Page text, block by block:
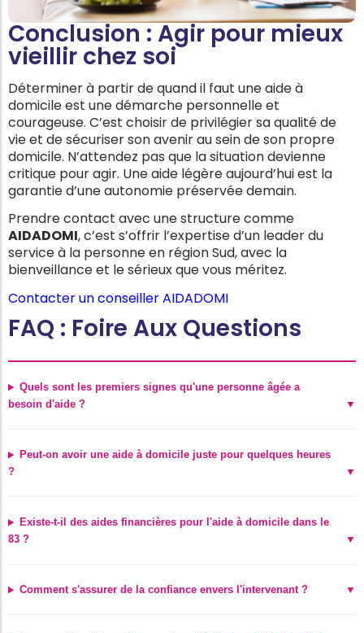
Conclusion : Agir pour mieux
vieillir chez soi
Déterminer à partir de quand il faut une aide à
domicile est une démarche personnelle et
courageuse. C’est choisir de privilégier sa qualité de
vie et de sécuriser son avenir au sein de son propre
domicile. N’attendez pas que la situation devienne
critique pour agir. Une aide légère aujourd’hui est la
garantie d’une autonomie préservée demain.
Prendre contact avec une structure comme
AIDADOMI, c’est s’offrir l’expertise d’un leader du
service à la personne en région Sud, avec la
bienveillance et le sérieux que vous méritez.
Contacter un conseiller AIDADOMI
FAQ : Foire Aux Questions
Quels sont les premiers signes qu'une personne âgée a
besoin d'aide ?
Peut-on avoir une aide à domicile juste pour quelques heures
?
Existe-t-il des aides financières pour l'aide à domicile dans le
83 ?
Comment s'assurer de la confiance envers l'intervenant ?